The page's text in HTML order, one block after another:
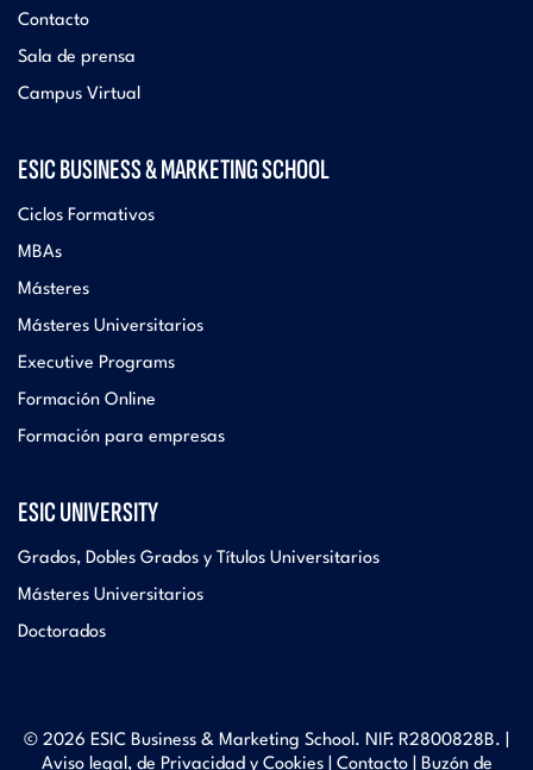
Contacto
Sala de prensa
Campus Virtual
ESIC BUSINESS & MARKETING SCHOOL
Ciclos Formativos
MBAs
Másteres
Másteres Universitarios
Executive Programs
Formación Online
Formación para empresas
ESIC UNIVERSITY
Grados, Dobles Grados y Títulos Universitarios
Másteres Universitarios
Doctorados
© 2026 ESIC Business & Marketing School. NIF: R2800828B. |
Aviso legal, de Privacidad y Cookies| Contacto| Buzón de